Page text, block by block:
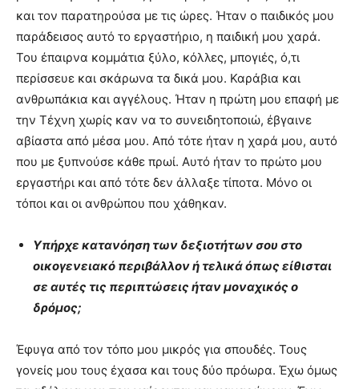
και τον παρατηρούσα με τις ώρες. Ήταν ο παιδικός μου
παράδεισος αυτό το εργαστήριο, η παιδική μου χαρά.
Του έπαιρνα κομμάτια ξύλο, κόλλες, μπογιές, ό,τι
περίσσευε και σκάρωνα τα δικά μου. Καράβια και
ανθρωπάκια και αγγέλους. Ήταν η πρώτη μου επαφή με
την Τέχνη χωρίς καν να το συνειδητοποιώ, έβγαινε
αβίαστα από μέσα μου. Από τότε ήταν η χαρά μου, αυτό
που με ξυπνούσε κάθε πρωί. Αυτό ήταν το πρώτο μου
εργαστήρι και από τότε δεν άλλαξε τίποτα. Μόνο οι
τόποι και οι ανθρώπου που χάθηκαν.
Υπήρχε κατανόηση των δεξιοτήτων σου στο
οικογενειακό περιβάλλον ή τελικά όπως είθισται
σε αυτές τις περιπτώσεις ήταν μοναχικός ο
δρόμος;
Έφυγα από τον τόπο μου μικρός για σπουδές. Τους
γονείς μου τους έχασα και τους δύο πρόωρα. Έχω όμως